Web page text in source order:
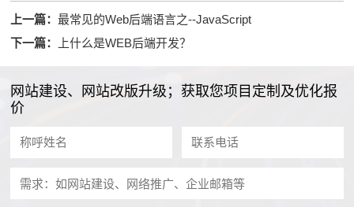
上一篇：最常见的Web后端语言之--JavaScript
下一篇：
上什么是WEB后端开发？
网站建设、网站改版升级；获取您项目定制及优化报
价